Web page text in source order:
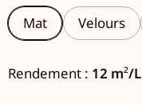
Mat
Velours
Rendement : 12 m²/L